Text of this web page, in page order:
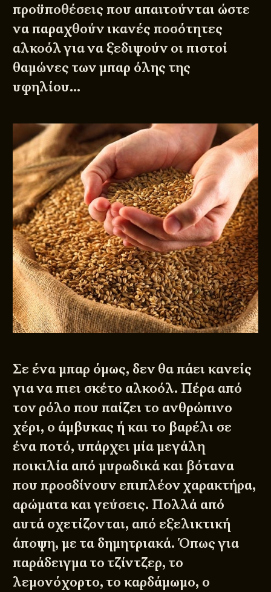
προϋποθέσεις που απαιτούνται ώστε
να παραχθούν ικανές ποσότητες
αλκοόλ για να ξεδιψούν οι πιστοί
θαμώνες των μπαρ όλης της
υφηλίου…
Σε ένα μπαρ όμως, δεν θα πάει κανείς
για να πιει σκέτο αλκοόλ. Πέρα από
τον ρόλο που παίζει το ανθρώπινο
χέρι, ο άμβυκας ή και το βαρέλι σε
ένα ποτό, υπάρχει μία μεγάλη
ποικιλία από μυρωδικά και βότανα
που προσδίνουν επιπλέον χαρακτήρα,
αρώματα και γεύσεις. Πολλά από
αυτά σχετίζονται, από εξελικτική
άποψη, με τα δημητριακά. Όπως για
παράδειγμα το τζίντζερ, το
λεμονόχορτο, τοκαρδάμωμο, ο